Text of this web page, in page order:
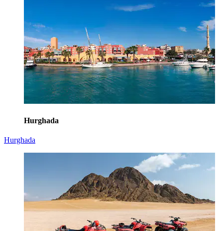
Hurghada
Hurghada